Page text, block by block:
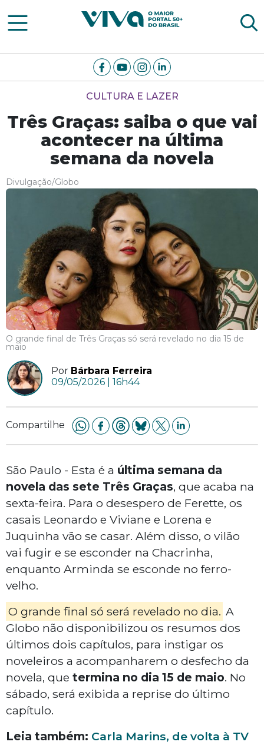
Viva Notícias
CULTURA E LAZER
Três Graças: saiba o que vai
acontecer na última
semana da novela
Divulgação/Globo
O grande final de Três Graças só será revelado no dia 15 de
maio
Por Bárbara Ferreira
09/05/2026 | 16h44
Compartilhe
São Paulo - Esta é a última semana da
novela das sete Três Graças, que acaba na
sexta-feira. Para o desespero de Ferette, os
casais Leonardo e Viviane e Lorena e
Juquinha vão se casar. Além disso, o vilão
vai fugir e se esconder na Chacrinha,
enquanto Arminda se esconde no ferro-
velho.
O grande final só será revelado no dia. A
Globo não disponibilizou os resumos dos
últimos dois capítulos, para instigar os
noveleiros a acompanharem o desfecho da
novela, que termina no dia 15 de maio. No
sábado, será exibida a reprise do último
capítulo.
Leia também: Carla Marins, de volta à TV